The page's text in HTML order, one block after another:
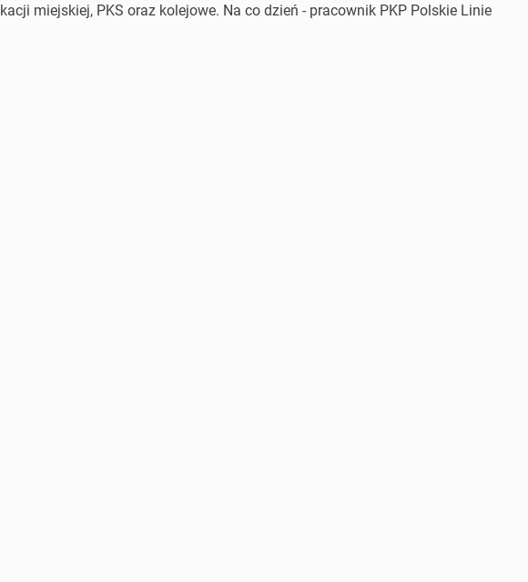
miejskiej, PKS oraz kolejowe. Na co dzień - pracownik PKP Polskie Linie